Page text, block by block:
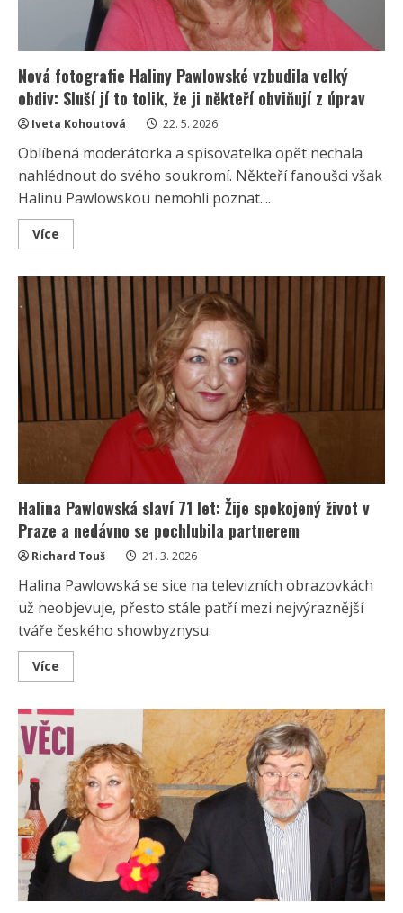
zpátky
práce
Nová fotografie Haliny Pawlowské vzbudila velký
obdiv: Sluší jí to tolik, že ji někteří obviňují z úprav
Iveta Kohoutová 22. 5. 2026
Oblíbená moderátorka a spisovatelka opět nechala
nahlédnout do svého soukromí. Někteří fanoušci však
Halinu Pawlowskou nemohli poznat....
Více
more
fotografie
Haliny
Pawlowské
vzbudila
velký
obdiv:
Sluší
jí
to
tolik,
že
ji
někteří
obviňují
z
úprav
Halina Pawlowská slaví 71 let: Žije spokojený život v
Praze a nedávno se pochlubila partnerem
Richard Touš 21. 3. 2026
Halina Pawlowská se sice na televizních obrazovkách
už neobjevuje, přesto stále patří mezi nejvýraznější
tváře českého showbyznysu.
Více
more
Pawlowská
slaví
71
let:
Žije
spokojený
život
v
Praze
a
nedávno
se
pochlubila
partnerem